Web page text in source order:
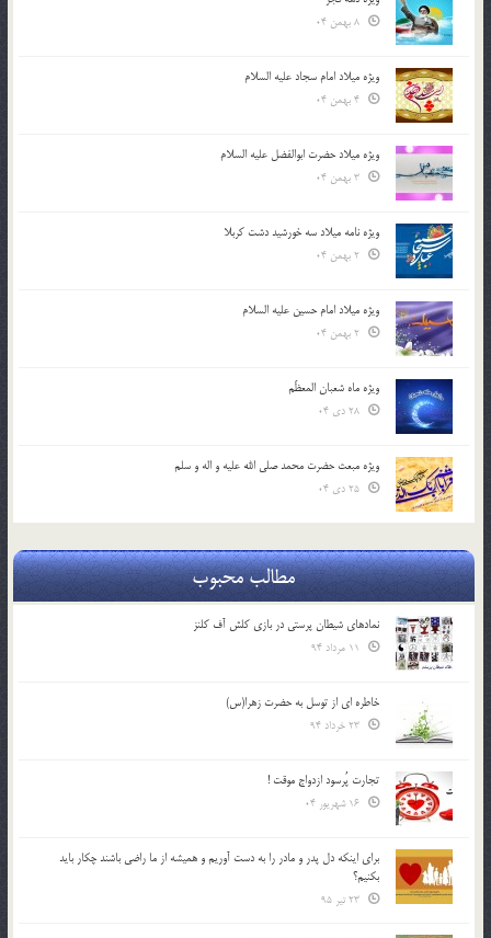
ویژه میلاد امام سجاد علیه السلام
ویژه میلاد حضرت ابوالفضل علیه السلام
ویژه نامه میلاد سه خورشید دشت کربلا
ویژه میلاد امام حسین علیه السلام
ویژه ماه شعبان المعظّم
ویژه مبعث حضرت محمد صلی الله علیه و اله و سلم
مطالب محبوب
نمادهای شیطان پرستی در بازی کلش آف کلنز
خاطره ای از توسل به حضرت زهرا(س)
تجارت پُرسود ازدواج موقت !
براي اينكه دل پدر و مادر را به دست آوريم و هميشه از ما راضي باشند چكار بايد
بكنيم؟